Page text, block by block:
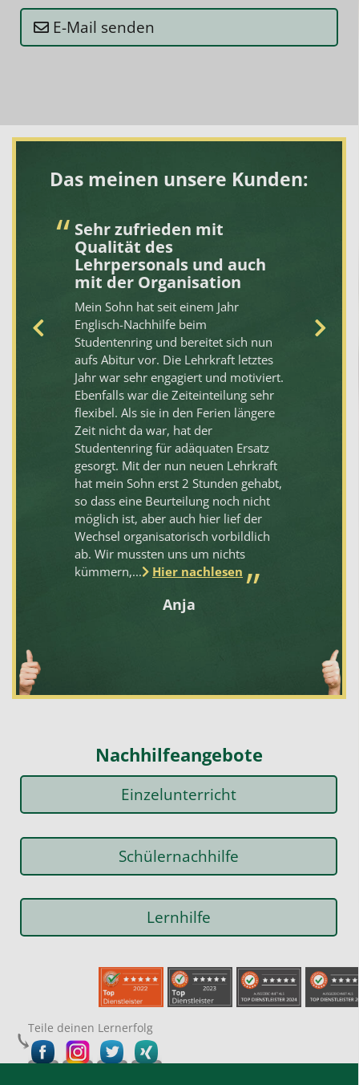
E-Mail senden
Das meinen unsere Kunden:
Sehr zufrieden mit
Qualität des
Lehrpersonals und auch
mit der Organisation
Mein Sohn hat seit einem Jahr
Englisch-Nachhilfe beim
Studentenring und bereitet sich nun
aufs Abitur vor. Die Lehrkraft letztes
Jahr war sehr engagiert und motiviert.
Ebenfalls war die Zeiteinteilung sehr
flexibel. Als sie in den Ferien längere
Zeit nicht da war, hat der
Studentenring für adäquaten Ersatz
gesorgt. Mit der nun neuen Lehrkraft
hat mein Sohn erst 2 Stunden gehabt,
so dass eine Beurteilung noch nicht
möglich ist, aber auch hier lief der
Wechsel organisatorisch vorbildlich
ab. Wir mussten uns um nichts
kümmern,...
Hier nachlesen
Anja
Nachhilfeangebote
Einzelunterricht
Schülernachhilfe
Lernhilfe
Teile deinen Lernerfolg